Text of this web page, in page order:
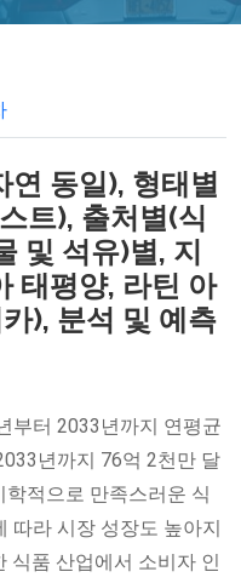
연 동일), 형태별
트), 출처별(식
및 석유)별, 지
태평양, 라틴 아
), 분석 및 예측
부터 2033년까지 연평균
년까지 76억 2천만 달
적으로 만족스러운 식
따라 시장 성장도 높아지
식품 산업에서 소비자 인